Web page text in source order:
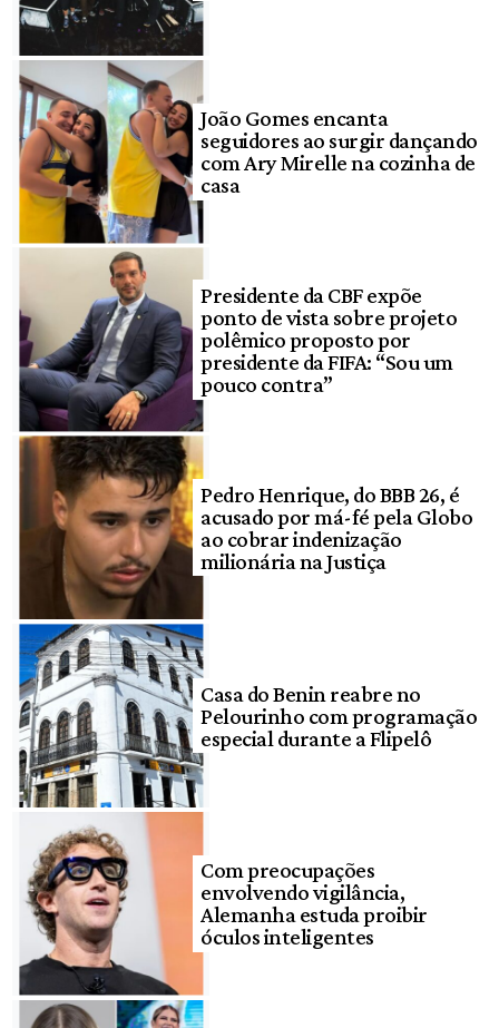
João Gomes encanta
seguidores ao surgir dançando
com Ary Mirelle na cozinha de
casa
Presidente da CBF expõe
ponto de vista sobre projeto
polêmico proposto por
presidente da FIFA: “Sou um
pouco contra”
Pedro Henrique, do BBB 26, é
acusado por má-fé pela Globo
ao cobrar indenização
milionária na Justiça
Casa do Benin reabre no
Pelourinho com programação
especial durante a Flipelô
Com preocupações
envolvendo vigilância,
Alemanha estuda proibir
óculos inteligentes